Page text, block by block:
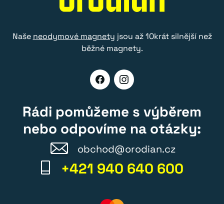
Naše neodymové magnety jsou až 10krát silnější než
běžné magnety.
Rádi pomůžeme s výběrem
nebo odpovíme na otázky:
obchod@orodian.cz
+421 940 640 600